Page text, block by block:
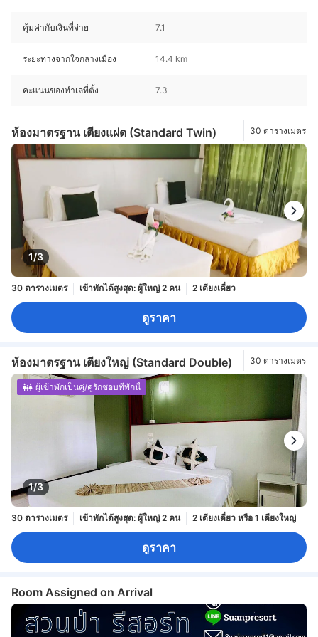
คุ้มค่ากับเงินที่จ่าย 7.1
ระยะทางจากใจกลางเมือง 14.4 km
คะแนนของทำเลที่ตั้ง 7.3
ห้องมาตรฐาน เตียงแฝด (Standard Twin) 30 ตารางเมตร
1/3
30 ตารางเมตร เข้าพักได้สูงสุด: ผู้ใหญ่ 2 คน 2 เตียงเดี่ยว
ดูราคา
ห้องมาตรฐาน เตียงใหญ่ (Standard Double) 30 ตารางเมตร
1/3
ผู้เข้าพักเป็นคู่/คู่รักชอบที่พักนี้
30 ตารางเมตร เข้าพักได้สูงสุด: ผู้ใหญ่ 2 คน 2 เตียงเดี่ยว หรือ 1 เตียงใหญ่
ดูราคา
Room Assigned on Arrival